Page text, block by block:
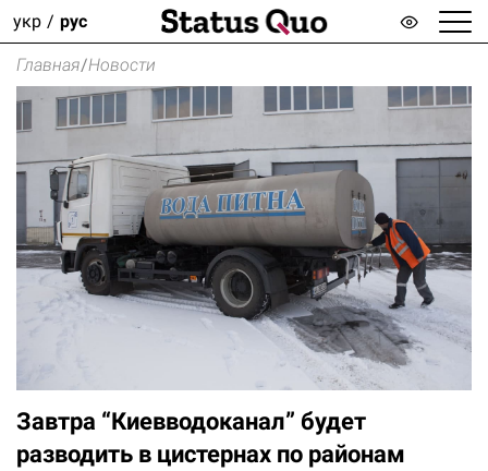
укр рус
Главная/Новости
Завтра “Киевводоканал” будет
разводить в цистернах по районам